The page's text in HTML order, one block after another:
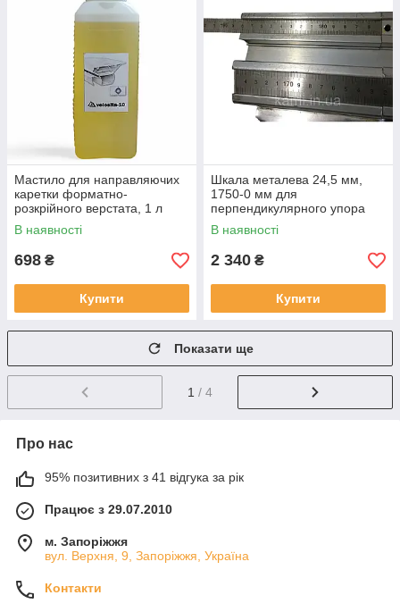
Мастило для направляючих
каретки форматно-
розкрійного верстата, 1 л
В наявності
698 ₴
Купити
Шкала металева 24,5 мм,
1750-0 мм для
перпендикулярного упора
форматно-раскроечного
верстата
В наявності
2 340 ₴
Купити
Показати ще
1 / 4
Про нас
95% позитивних з 41 відгука за рік
Працює з 29.07.2010
м. Запоріжжя
вул. Верхня, 9, Запоріжжя, Україна
Контакти